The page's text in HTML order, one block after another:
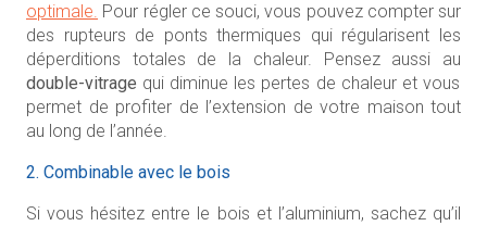
optimale. Pour régler ce souci, vous pouvez compter sur
des rupteurs de ponts thermiques qui régularisent les
déperditions totales de la chaleur. Pensez aussi au
double-vitrage qui diminue les pertes de chaleur et vous
permet de profiter de l’extension de votre maison tout
au long de l’année.
2. Combinable avec le bois
Si vous hésitez entre le bois et l’aluminium, sachez qu’il